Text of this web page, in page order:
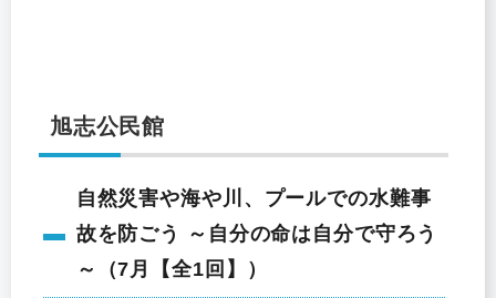
旭志公民館
自然災害や海や川、プールでの水難事
故を防ごう ～自分の命は自分で守ろう
～（7月【全1回】）